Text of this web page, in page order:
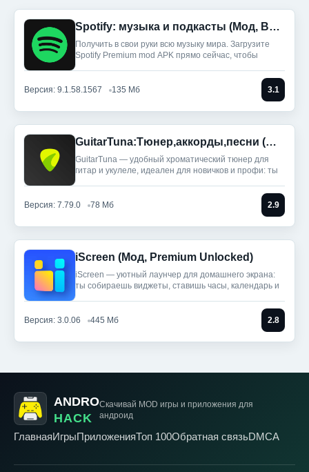
Spotify: музыка и подкасты (Мод, Всё разблокировано)
Получить в свои руки всю музыку мира. Загрузите
Spotify Premium mod APK прямо сейчас, чтобы
Версия: 9.1.58.1567 135 Мб 3.1
GuitarTuna:Тюнер,аккорды,песни (Мод, Premium Unlocked)
GuitarTuna — удобный хроматический тюнер для
гитар и укулеле, идеален для новичков и профи: ты
Версия: 7.79.0 78 Мб 2.9
iScreen (Мод, Premium Unlocked)
iScreen — уютный лаунчер для домашнего экрана:
ты собираешь виджеты, ставишь часы, календарь и
Версия: 3.0.06 445 Мб 2.8
ANDRO
HACK
Скачивай MOD игры и приложения для
андроид
ГлавнаяИгрыПриложенияТоп 100Обратная связьDMCA